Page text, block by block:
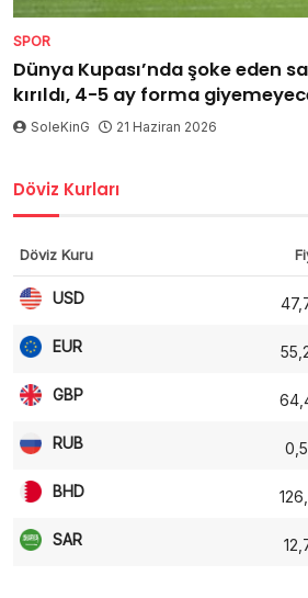
SPOR
Dünya Kupası’nda şoke eden
kırıldı, 4-5 ay forma
SoleKinG 21 Haziran 2026
Döviz Kurları
Döviz Kuru
USD
EUR
GBP
RUB
BHD
SAR